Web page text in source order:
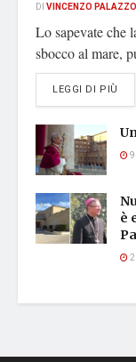
DI VINCENZO
Lo sapevate che
sbocco al mare,
LEGGI DI PIÙ
è